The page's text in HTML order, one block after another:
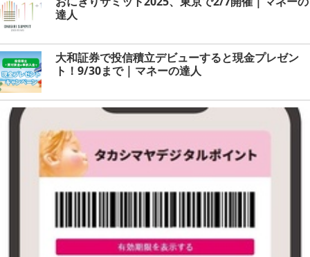
達人
大和証券で投信積立デビューすると現金プレゼン
ト！9/30まで | マネーの達人